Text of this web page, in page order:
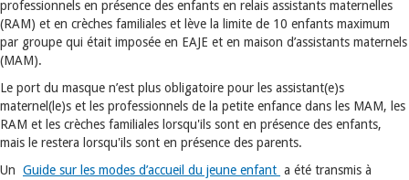
professionnels en présence des enfants en relais assistants maternelles
(RAM) et en crèches familiales et lève la limite de 10 enfants maximum
par groupe qui était imposée en EAJE et en maison d’assistants maternels
(MAM).
Le port du masque n’est plus obligatoire pour les assistant(e)s
maternel(le)s et les professionnels de la petite enfance dans les MAM, les
RAM et les crèches familiales lorsqu'ils sont en présence des enfants,
mais le restera lorsqu'ils sont en présence des parents.
Un Guide sur les modes d’accueil du jeune enfant a été transmis à